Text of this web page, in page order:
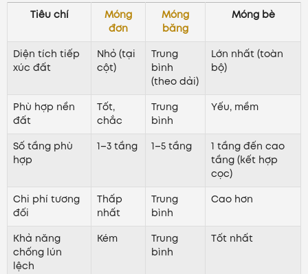
Tiêu chí
Móng
đơn
Móng
băng
Móng bè
Diện tích tiếp
xúc đất
Nhỏ (tại
cột)
Trung
bình
(theo dải)
Lớn nhất (toàn
bộ)
Phù hợp nền
đất
Tốt,
chắc
Trung
bình
Yếu, mềm
Số tầng phù
hợp
1–3 tầng 1–5 tầng
1 tầng đến cao
tầng (kết hợp
cọc)
Chi phí tương
đối
Thấp
nhất
Trung
bình
Cao hơn
Khả năng
chống lún
lệch
Kém
Trung
bình
Tốt nhất